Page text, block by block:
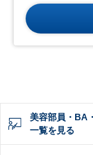
美容部員・BA
一覧を見る